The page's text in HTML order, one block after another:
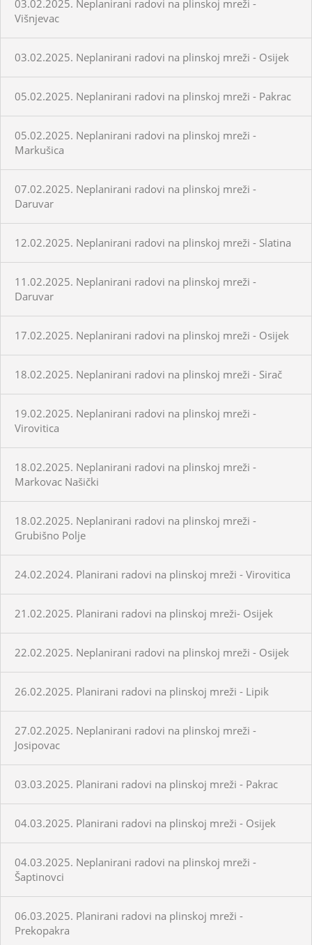
03.02.2025. Neplanirani radovi na plinskoj mreži -
Višnjevac
03.02.2025. Neplanirani radovi na plinskoj mreži - Osijek
05.02.2025. Neplanirani radovi na plinskoj mreži - Pakrac
05.02.2025. Neplanirani radovi na plinskoj mreži -
Markušica
07.02.2025. Neplanirani radovi na plinskoj mreži -
Daruvar
12.02.2025. Neplanirani radovi na plinskoj mreži - Slatina
11.02.2025. Neplanirani radovi na plinskoj mreži -
Daruvar
17.02.2025. Neplanirani radovi na plinskoj mreži - Osijek
18.02.2025. Neplanirani radovi na plinskoj mreži - Sirač
19.02.2025. Neplanirani radovi na plinskoj mreži -
Virovitica
18.02.2025. Neplanirani radovi na plinskoj mreži -
Markovac Našički
18.02.2025. Neplanirani radovi na plinskoj mreži -
Grubišno Polje
24.02.2024. Planirani radovi na plinskoj mreži - Virovitica
21.02.2025. Planirani radovi na plinskoj mreži- Osijek
22.02.2025. Neplanirani radovi na plinskoj mreži - Osijek
26.02.2025. Planirani radovi na plinskoj mreži - Lipik
27.02.2025. Neplanirani radovi na plinskoj mreži -
Josipovac
03.03.2025. Planirani radovi na plinskoj mreži - Pakrac
04.03.2025. Planirani radovi na plinskoj mreži - Osijek
04.03.2025. Neplanirani radovi na plinskoj mreži -
Šaptinovci
06.03.2025. Planirani radovi na plinskoj mreži -
Prekopakra